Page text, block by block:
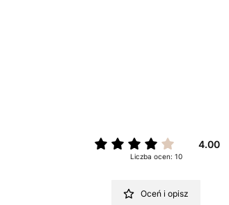
4.00
Liczba ocen: 10
Oceń i opisz